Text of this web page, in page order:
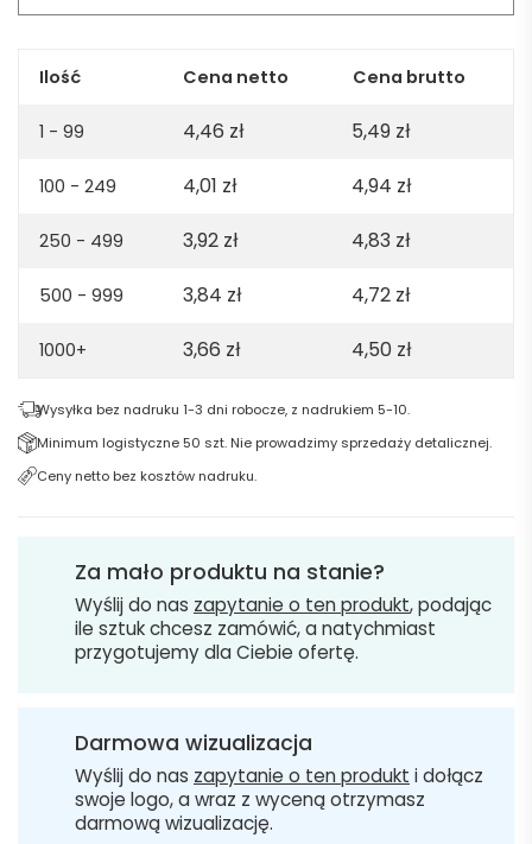
-
Ilość Cena netto Cena brutto
1 - 99 4,46 zł 5,49 zł
100 - 249 4,01 zł 4,94 zł
250 - 499 3,92 zł 4,83 zł
500 - 999 3,84 zł 4,72 zł
1000+ 3,66 zł 4,50 zł
Wysyłka bez nadruku 1-3 dni robocze, z nadrukiem 5-10.
Minimum logistyczne 50 szt. Nie prowadzimy sprzedaży detalicznej.
Ceny netto bez kosztów nadruku.
Za mało produktu na stanie?
Wyślij do nas zapytanie o ten produkt, podając
ile sztuk chcesz zamówić, a natychmiast
przygotujemy dla Ciebie ofertę.
Darmowa wizualizacja
Wyślij do nas zapytanie o ten produkt i dołącz
swoje logo, a wraz z wyceną otrzymasz
darmową wizualizację.